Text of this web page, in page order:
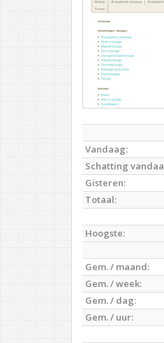
Vandaag:
Schatting
Gisteren:
Totaal:
Hoogste:
Gem. / maand:
Gem. / week:
Gem. / dag:
Gem. / uur: